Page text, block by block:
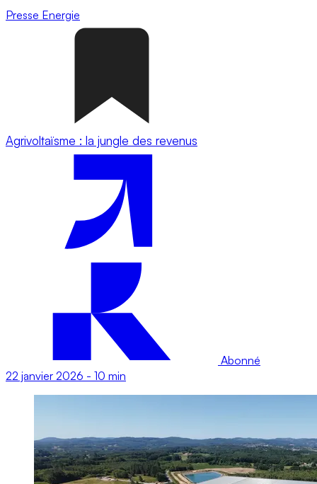
Presse Energie
Agrivoltaïsme : la jungle des revenus
Abonné
22 janvier 2026 - 10 min